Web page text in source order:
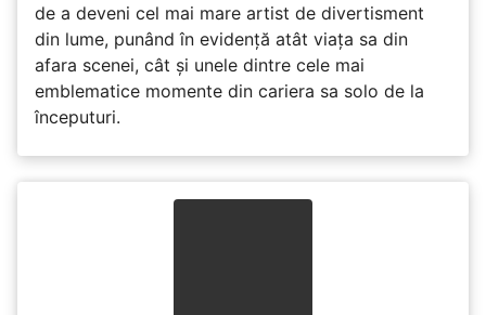
de a deveni cel mai mare artist de divertisment
din lume, punând în evidență atât viața sa din
afara scenei, cât și unele dintre cele mai
emblematice momente din cariera sa solo de la
începuturi.